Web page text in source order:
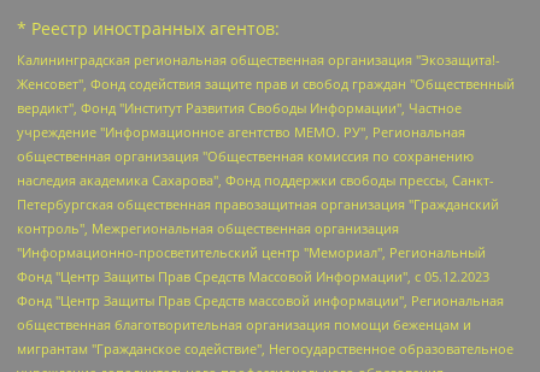
* Реестр иностранных агентов:
Калининградская региональная общественная организация "Экозащита!-Женсовет", Фонд содействия защите прав и свобод граждан "Общественный вердикт", Фонд "Институт Развития Свободы Информации", Частное учреждение "Информационное агентство МЕМО. РУ", Региональная общественная организация "Общественная комиссия по сохранению наследия академика Сахарова", Фонд поддержки свободы прессы, Санкт-Петербургская общественная правозащитная организация "Гражданский контроль", Межрегиональная общественная организация "Информационно-просветительский центр "Мемориал", Региональный Фонд "Центр Защиты Прав Средств Массовой Информации", с 05.12.2023 Фонд "Центр Защиты Прав Средств массовой информации", Региональная общественная благотворительная организация помощи беженцам и мигрантам "Гражданское содействие", Негосударственное образовательное учреждение дополнительного профессионального образования (повышение квалификации) специалистов "АКАДЕМИЯ ПО ПРАВАМ ЧЕЛОВЕКА", Свердловская региональная общественная организация "Сутяжник", Автономная некоммерческая организация "Центр независимых социологических исследований", Союз общественных объединений "Российский исследовательский центр по правам человека", Региональное общественное учреждение научно-информационный центр "МЕМОРИАЛ", Некоммерческая организация "Фонд защиты гласности", Автономная некоммерческая организация "Институт прав человека", Городская общественная организация "Екатеринбургское общество "МЕМОРИАЛ", Городская общественная организация "Рязанское историко-просветительское и правозащитное общество "Мемориал" (Рязанский Мемориал), Челябинский региональный орган общественной самодеятельности – женское общественное объединение "Женщины Евразии", Челябинский региональный орган общественной самодеятельности "Уральская правозащитная группа", Фонд содействия защите здоровья и социальной справедливости имени Андрея Рылькова, Автономная Некоммерческая Организация "Аналитический Центр Юрия Левады", Автономная некоммерческая организация социальной поддержки населения "Проект Апрель", Региональная общественная организация помощи женщинам и детям, находящимся в кризисной ситуации "Информационно-методический центр "Анна", Фонд содействия развитию массовых коммуникаций и правовому просвещению "Так-так-Так", Фонд содействия устойчивому развитию "Серебряная тайга", Свердловский региональный общественный фонд социальных проектов "Новое время", "Idel.Реалии", Кавказ.Реалии, Крым.Реалии, Телеканал Настоящее Время, Татаро-башкирская служба Радио Свобода (Azatliq Radiosi), Радио Свободная Европа/Радио Свобода (PCE/PC), "Сибирь.Реалии", "Фактограф", Благотворительный фонд помощи осужденным и их семьям, Автономная некоммерческая организация "Институт глобализации и социальных движений", Фонд "В защиту прав заключенных", Частное учреждение "Центр поддержки и содействия развитию средств массовой информации", Пензенский региональный общественный благотворительный фонд "Гражданский союз", "Север.Реалии", Некоммерческая организация Фонд "Правовая инициатива", Общество с ограниченной ответственностью "Радио Свободная Европа/Радио Свобода", Чешское информационное агентство "MEDIUM-ORIENT", Красноярская региональная общественная организация "Мы против СПИДа", Камалягин Денис Николаевич, Маркелов Сергей Евгеньевич, Пономарев Лев Александрович, Савицкая Людмила Алексеевна, Автономная некоммерческая организация "Центр по работе с проблемой насилия "НАСИЛИЮ.НЕТ", Межрегиональный профессиональный союз работников здравоохранения "Альянс врачей", Юридическое лицо, зарегистрированное в Латвийской Республике, SIA "Medusa Project" (регистрационный номер 40103797863, дата регистрации 10.06.2014), Некоммерческая организация "Фонд по борьбе с коррупцией", Автономная некоммерческая организация "Институт права и публичной политики", Баданин Роман Сергеевич, Гликин Максим Александрович, Железнова Мария Михайловна, Лукьянова Юлия Сергеевна, Маетная Елизавета Витальевна, Маняхин Петр Борисович, Чуракова Ольга Владимировна, Ярош Юлия Петровна, Юридическое лицо "The Insider SIA", зарегистрированное в Риге, Латвийская Республика (дата регистрации 26.06.2015), являющееся администратором доменного имени интернет-издания "The Insider SIA", https://theins.ru, Постернак Алексей Евгеньевич, Рубин Михаил Аркадьевич, Анин Роман Александрович, Юридическое лицо Istories fonds, зарегистрированное в Латвийской Республике (регистрационный номер 50008295751, дата регистрации 24.02.2020), Великовский Дмитрий Александрович, Долинина Ирина Николаевна, Мароховская Алеся Алексеевна, Шлейнов Роман Юрьевич, Шмагун Олеся Валентиновна, Общество с ограниченной ответственностью "Альтаир 2021", Общество с ограниченной ответственностью "Вега 2021", Общество с ограниченной ответственностью "Главный редактор 2021", Общество с ограниченной ответственностью "Ромашки монолит", Важенков Артем Валерьевич, Ивановская областная общественная организация "Центр гендерных исследований", Гурман Юрий Альбертович, Медиапроект "ОВД-Инфо", Егоров Владимир Владимирович, Жилинский Владимир Александрович, Общество с ограниченной ответственностью "ЗП", Иванова София Юрьевна, Карезина Инна Павловна, Кильтау Екатерина Викторовна, Петров Алексей Викторович, Пискунов Сергей Евгеньевич, Смирнов Сергей Сергеевич, Тихонов Михаил Сергеевич, Общество с ограниченной ответственностью "ЖУРНАЛИСТ-ИНОСТРАННЫЙ АГЕНТ", Арапова Галина Юрьевна, Вольтская Татьяна Анатольевна, Американская компания "Mason G.E.S. Anonymous Foundation" (США), являющаяся владельцем интернет-издания https://mnews.world/, Компания "Stichting Bellingcat", зарегистрированная в Нидерландах (дата регистрации 11.07.2018), Захаров Андрей Вячеславович, Клепиковская Екатерина Дмитриевна, Общество с ограниченной ответственностью "МЕМО", Перл Роман Александрович, Симонов Евгений Алексеевич, Соловьева Елена Анатольевна, Сотников Даниил Владимирович, Сурначева Елизавета Дмитриевна, Автономная некоммерческая организация по защите прав человека и информированию населения "Якутия – Наше Мнение", Общество с ограниченной ответственностью "Москоу диджитал медиа", с 26.01.2023 Общество с ограниченной ответственностью "Чайка Белые сады", Ветошкина Валерия Валерьевна, Заговора Максим Александрович, Межрегиональное общественное движение "Российская ЛГБТ - сеть", Оленичев Максим Владимирович, Павлов Иван Юрьевич, Скворцова Елена Сергеевна, Общество с ограниченной ответственностью "Как бы инагент", Кочетков Игорь Викторович, Общество с ограниченной ответственностью "Честные выборы", Еланчик Олег Александрович, Общество с ограниченной ответственностью "Нобелевский призыв", Гималова Регина Эмилевна, Григорьев Андрей Валерьевич, Григорьева Алина Александровна, Ассоциация по содействию защите прав призывников, альтернативнослужащих и военнослужащих "Правозащитная группа "Гражданин.Армия.Право", Хисамова Регина Фаритовна, Автономная некоммерческая организация по реализации социально-правовых программ "Лилит", Дальневосточное общественное движение "Маяк", Санкт-Петербургская ЛГБТ-инициативная группа "Выход", Инициативная группа ЛГБТ+ "Реверс", Алексеев Андрей Викторович, Бекбулатова Таисия Львовна, Беляев Иван Михайлович, Владыкина Елена Сергеевна, Гельман Марат Александрович, Никульшина Вероника Юрьевна, Толоконникова Надежда Андреевна, Шендерович Виктор Анатольевич, Общество с ограниченной ответственностью "Данное сообщение", Общество с ограниченной ответственностью Издательский дом "Новая глава", Айнбиндер Александра Александровна, Московский комьюнити-центр для ЛГБТ+инициатив, Благотворительный фонд развития филантропии, Deutsche Welle (Германия, Kurt-Schumacher-Strasse 3, 53113 Bonn), Борзунова Мария Михайловна, Воробьев Виктор Викторович, Голубева Анна Львовна, Константинова Алла Михайловна, Малкова Ирина Владимировна, Мурадов Мурад Абдулгалимович, Осетинская Елизавета Николаевна, Понасенков Евгений Николаевич, Ганапольский Матвей Юрьевич, Киселев Евгений Алексеевич, Борухович Ирина Григорьевна, Дремин Иван Тимофеевич, Дубровский Дмитрий Викторович, Красноярская региональная общественная организация поддержки и развития альтернативных образовательных технологий и межкультурных коммуникаций "ИНТЕРРА", Маяковская Екатерина Алексеевна, Фейгин Марк Захарович, Филимонов Андрей Викторович, Дзугкоева Регина Николаевна, Доброхотов Роман Александрович, Дудь Юрий Александрович, Елкин Сергей Владимирович, Кругликов Кирилл Игоревич, Сабунаева Мария Леонидовна, Семенов Алексей Владимирович, Шаинян Карен Багратович, Шульман Екатерина Михайловна, Асафьев Артур Валерьевич, Вахштайн Виктор Семенович, Венедиктов Алексей Алексеевич, Лушникова Екатерина Евгеньевна, Волков Леонид Михайлович, Невзоров Александр Глебович, Пархоменко Сергей Борисович, Сироткин Ярослав Николаевич, Кара-Мурза Владимир Владимирович, Баранова Наталья Владимировна, Гозман Леонид Яковлевич, Кагарлицкий Борис Юльевич, Климарев Михаил Валерьевич, Милов Владимир Станиславович, Автономная некоммерческая организация Краснодарский центр современного искусства "Типография", Моргенштерн Алишер Тагирович, Соболь Любовь Эдуардовна, Общество с ограниченной ответственностью "ЛИЗА НОРМ", Каспаров Гарри Кимович, Ходорковский Михаил Борисович, Общество с ограниченной ответственностью "Апрельские тезисы", Данилович Ирина Брониславовна, Кашин Олег Владимирович, Петров Николай Владимирович, Пивоваров Алексей Владимирович, Соколов Михаил Владимирович, Цветкова Юлия Владимировна, Чичваркин Евгений Александрович, Комитет против пыток/Команда против пыток, Общество с ограниченной ответственностью "Первый научный", Общество с ограниченной ответственностью "Вертолет и ко", Белоцерковская Вероника Борисовна, Кац Максим Евгеньевич, Лазарева Татьяна Юрьевна, Шаведдинов Руслан Табризович, Яшин Илья Валерьевич, Общество с ограниченной ответственностью "Иноагент ААВ", Алешковский Дмитрий Петрович, Альбац Евгения Марковна, Быков Дмитрий Львович, Галямина Юлия Евгеньевна, Лойко Сергей Леонидович, Мартынов Кирилл Константинович, Медведев Сергей Александрович, Крашенинников Федор Геннадиевич, Гордеева Катерина Вл